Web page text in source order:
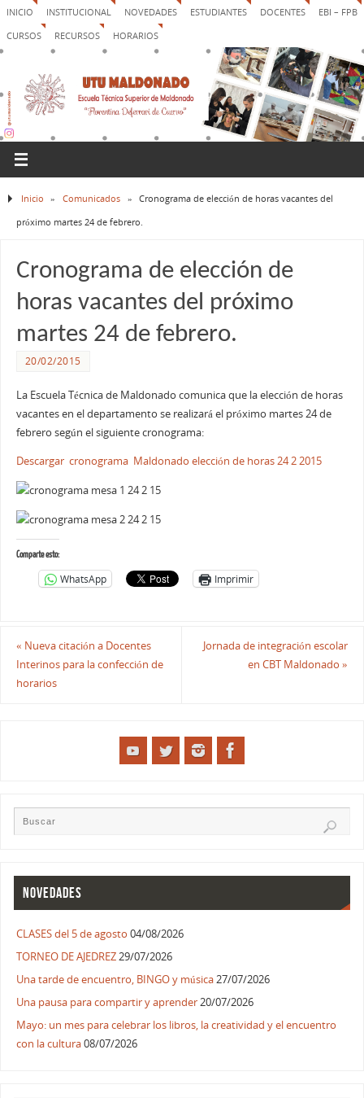
INICIO INSTITUCIONAL NOVEDADES ESTUDIANTES DOCENTES
EBI – FPB
CURSOS
RECURSOS HORARIOS
Inicio » Comunicados »
Cronograma de elección de horas vacantes del
próximo martes 24 de febrero.
Cronograma de elección de
horas vacantes del próximo
martes 24 de febrero.
20/02/2015
La Escuela Técnica de Maldonado comunica que la elección de horas
vacantes en el departamento se realizará el próximo martes 24 de
febrero según el siguiente cronograma:
Descargar cronograma Maldonado elección de horas 24 2 2015
Comparte esto:
WhatsApp Imprimir
« Nueva citación a Docentes
Interinos para la confección de
horarios
Jornada de integración escolar
en CBT Maldonado»
NOVEDADES
CLASES del 5 de agosto 04/08/2026
TORNEO DE AJEDREZ29/07/2026
Una tarde de encuentro, BINGO y música27/07/2026
Una pausa para compartir y aprender20/07/2026
Mayo: un mes para celebrar los libros, la creatividad y el encuentro
con la cultura08/07/2026